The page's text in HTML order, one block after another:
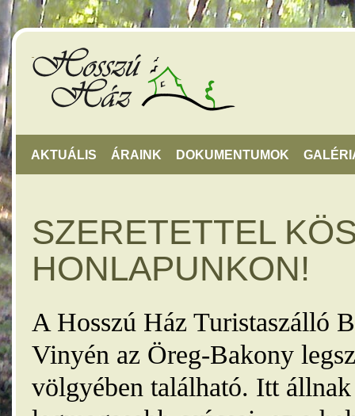
AKTUÁLIS ÁRAINK DOKUMENTUMOK
SZERETETTEL
HONLAPUNKON!
A Hosszú Ház Turistaszálló
Vinyén az Öreg-Bakony
völgyében található. Itt